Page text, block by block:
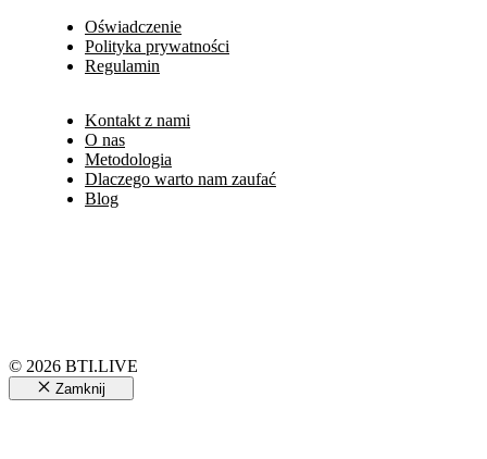
Oświadczenie
Polityka prywatności
Regulamin
Kontakt z nami
O nas
Metodologia
Dlaczego warto nam zaufać
Blog
© 2026 BTI.LIVE
Zamknij